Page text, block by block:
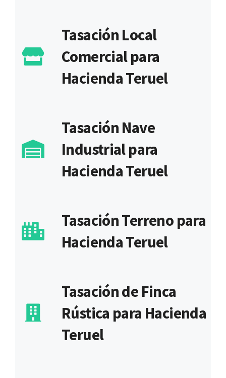
Tasación Local
Comercial para
Hacienda Teruel
Tasación Nave
Industrial para
Hacienda Teruel
Tasación Terreno para
Hacienda Teruel
Tasación de Finca
Rústica para Hacienda
Teruel